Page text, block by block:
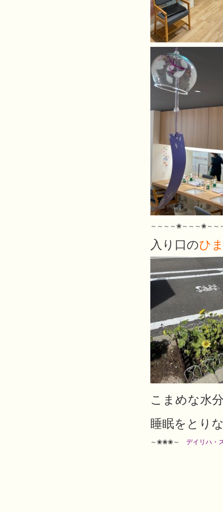
～～～～❀～～～❀～
入り口のひ
こまめな水
睡眠をとり
～❀❀❀～ デイリハ・